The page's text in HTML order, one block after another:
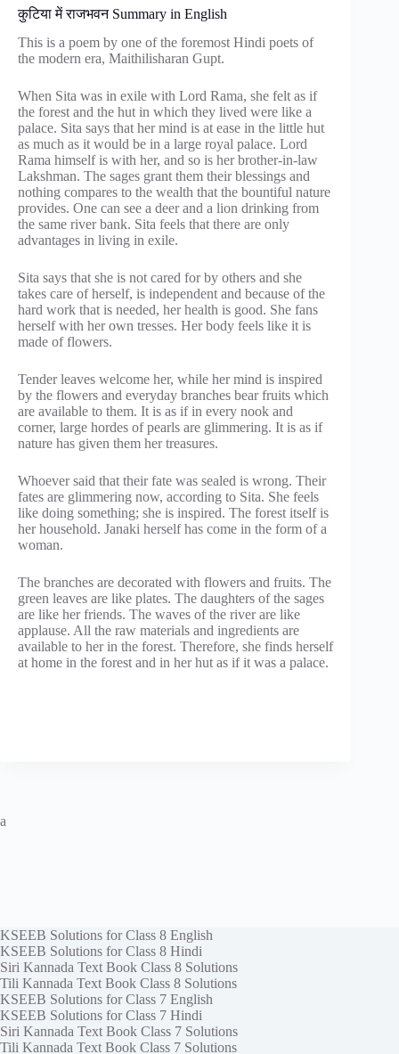
कुटिया में राजभवन Summary in English
This is a poem by one of the foremost Hindi poets of
the modern era, Maithilisharan Gupt.
When Sita was in exile with Lord Rama, she felt as if
the forest and the hut in which they lived were like a
palace. Sita says that her mind is at ease in the little hut
as much as it would be in a large royal palace. Lord
Rama himself is with her, and so is her brother-in-law
Lakshman. The sages grant them their blessings and
nothing compares to the wealth that the bountiful nature
provides. One can see a deer and a lion drinking from
the same river bank. Sita feels that there are only
advantages in living in exile.
Sita says that she is not cared for by others and she
takes care of herself, is independent and because of the
hard work that is needed, her health is good. She fans
herself with her own tresses. Her body feels like it is
made of flowers.
Tender leaves welcome her, while her mind is inspired
by the flowers and everyday branches bear fruits which
are available to them. It is as if in every nook and
corner, large hordes of pearls are glimmering. It is as if
nature has given them her treasures.
Whoever said that their fate was sealed is wrong. Their
fates are glimmering now, according to Sita. She feels
like doing something; she is inspired. The forest itself is
her household. Janaki herself has come in the form of a
woman.
The branches are decorated with flowers and fruits. The
green leaves are like plates. The daughters of the sages
are like her friends. The waves of the river are like
applause. All the raw materials and ingredients are
available to her in the forest. Therefore, she finds herself
at home in the forest and in her hut as if it was a palace.
a
KSEEB Solutions for Class 8 English
KSEEB Solutions for Class 8 Hindi
Siri Kannada Text Book Class 8 Solutions
Tili Kannada Text Book Class 8 Solutions
KSEEB Solutions for Class 7 English
KSEEB Solutions for Class 7 Hindi
Siri Kannada Text Book Class 7 Solutions
Tili Kannada Text Book Class 7 Solutions